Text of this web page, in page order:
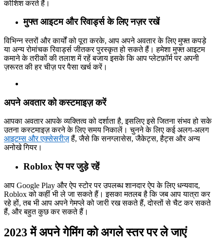
कोशिश करते हैं।
मुफ्त आइटम और रिवार्ड्स के लिए नज़र रखें
विभिन्न स्तरों और कार्यों को पूरा करके, आप अपने अवतार के लिए मुफ्त कपड़े
या अन्य रोमांचक रिवार्ड्स जीतकर पुरस्कृत हो सकते हैं। हमेशा मुफ्त आइटम
कमाने के तरीकों की तलाश में रहें बजाय इसके कि आप प्लेटफ़ॉर्म पर अपनी
ज़रूरत की हर चीज़ पर पैसा खर्च करें।
अपने अवतार को कस्टमाइज़ करें
आपका अवतार आपके व्यक्तित्व को दर्शाता है, इसलिए इसे जितना संभव हो सके
उतना कस्टमाइज़ करने के लिए समय निकालें। चुनने के लिए कई अलग-अलग
आइटम्स और एक्सेसरीज़हैं, जैसे कि सनग्लासेस, जैकेट्स, हैट्स और अन्य
अनोखे गियर।
Roblox ऐप पर जुड़े रहें
आप Google Play और ऐप स्टोर पर उपलब्ध शानदार ऐप के लिए धन्यवाद,
Roblox को कहीं भी ले जा सकते हैं। इसका मतलब है कि जब आप यात्रा कर
रहे हों, तब भी आप अपने गेमप्ले को जारी रख सकते हैं, दोस्तों से चैट कर सकते
हैं, और बहुत कुछ कर सकते हैं।
2023 में अपने गेमिंग को अगले स्तर पर ले जाएं